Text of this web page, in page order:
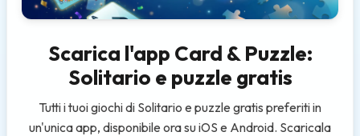
Scarica l'app Card & Puzzle:
Solitario e puzzle gratis
Tutti i tuoi giochi di Solitario e puzzle gratis preferiti in
un'unica app, disponibile ora su iOS e Android. Scaricala